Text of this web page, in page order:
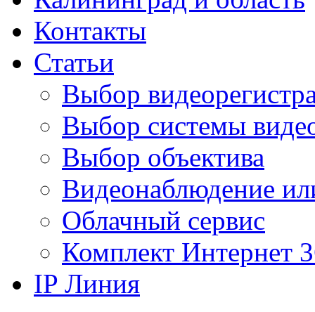
Контакты
Статьи
Выбор
Выбор системы
Выбор объектива
Видеонаблюдение
Облачный сервис
Комплект Интернет
IP Линия